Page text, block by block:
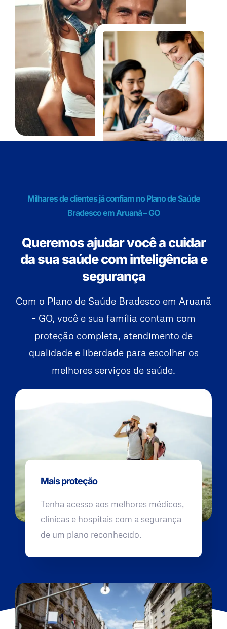
Milhares de clientes já confiam no Plano de Saúde
Bradesco em Aruanã – GO
Queremos ajudar você a cuidar
da sua saúde com inteligência e
segurança
Com o Plano de Saúde Bradesco em Aruanã
– GO, você e sua família contam com
proteção completa, atendimento de
qualidade e liberdade para escolher os
melhores serviços de saúde.
Mais proteção
Tenha acesso aos melhores médicos,
clínicas e hospitais com a segurança
de um plano reconhecido.